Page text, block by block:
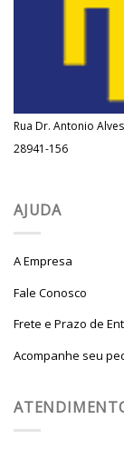
Rua Dr. Antonio
28941-156
AJUDA
A Empresa
Fale Conosco
Frete e Prazo de
Acompanhe seu